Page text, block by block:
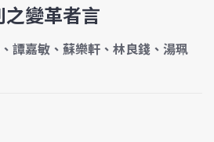
變革者言
譚嘉敏、蘇樂軒、林良錢、湯珮